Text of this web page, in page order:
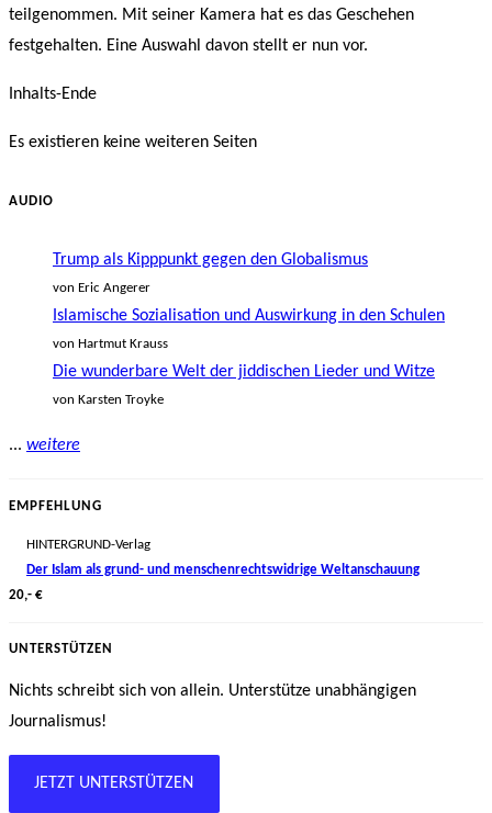
teilgenommen. Mit seiner Kamera hat es das Geschehen
festgehalten. Eine Auswahl davon stellt er nun vor.
Inhalts-Ende
Es existieren keine weiteren Seiten
AUDIO
Trump als Kipppunkt gegen den Globalismus
von Eric Angerer
Islamische Sozialisation und Auswirkung in den Schulen
von Hartmut Krauss
Die wunderbare Welt der jiddischen Lieder und Witze
von Karsten Troyke
... weitere
EMPFEHLUNG
HINTERGRUND-Verlag
Der Islam als grund- und menschenrechtswidrige Weltanschauung
20,- €
UNTERSTÜTZEN
Nichts schreibt sich von allein. Unterstütze unabhängigen
Journalismus!
JETZT UNTERSTÜTZEN